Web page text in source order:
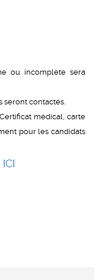
ou incomplète sera
seront contactés.
médical, carte
pour les candidats